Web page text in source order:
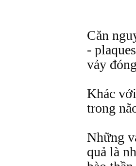
Căn
-
vảy
Khác
trong
Những
quả là